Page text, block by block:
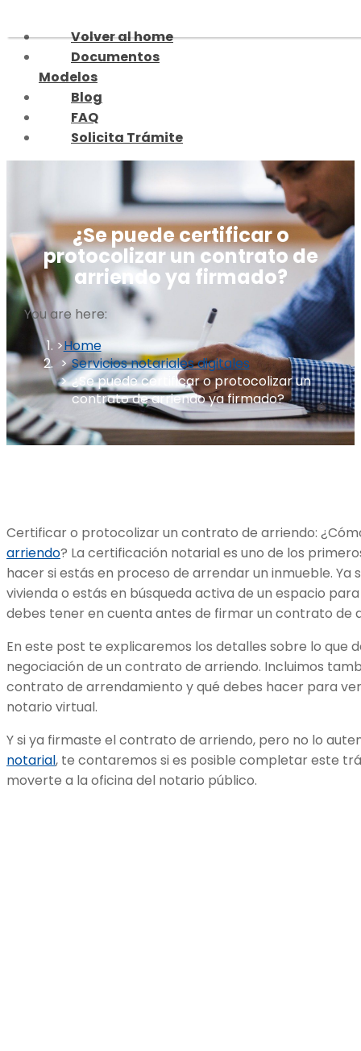
to
content
Volver al home
Documentos
Modelos
Blog
FAQ
Solicita Trámite
¿Se puede certificar o
protocolizar un contrato de
arriendo ya firmado?
You are here:
Home
Servicios notariales digitales
¿Se puede certificar o protocolizar un
contrato de arriendo ya firmado?
Certificar o protocolizar un contrato de arriendo:
arriendo? La certificación notarial es uno de los
hacer si estás en proceso de arrendar un inmueble. Ya
vivienda o estás en búsqueda activa de un espacio
debes tener en cuenta antes de firmar un contrato de
En este post te explicaremos los detalles sobre lo que
negociación de un contrato de arriendo. Incluimos
contrato de arrendamiento y qué debes hacer para
notario virtual.
Y si ya firmaste el contrato de arriendo, pero no lo
notarial, te contaremos si es posible completar este
moverte a la oficina del notario público.